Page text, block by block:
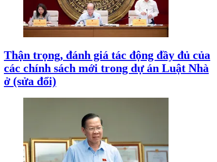
Thận trọng, đánh giá tác động đầy đủ của
các chính sách mới trong dự án Luật Nhà
ở (sửa đổi)